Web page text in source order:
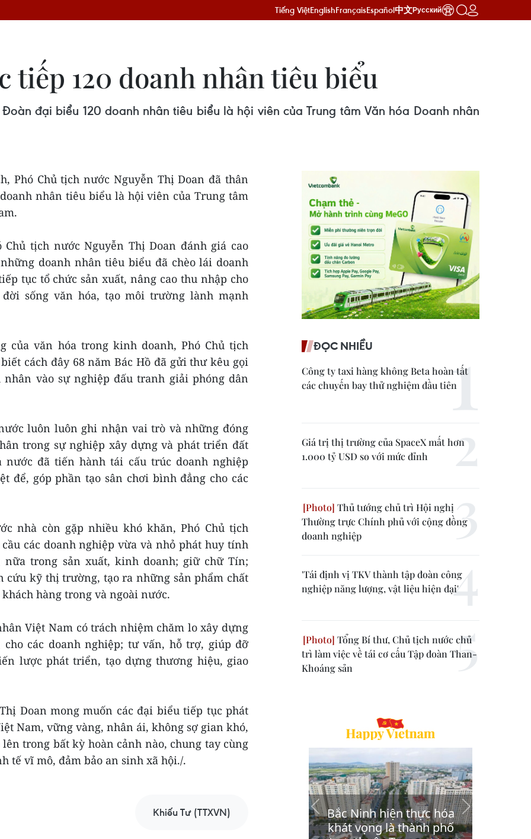
Tiếng ViệtEnglishFrançaisEspañol中文Русский
tiếp 120 doanh nhân tiêu biểu
đại biểu 120 doanh nhân tiêu biểu là hội viên của Trung tâm Văn hóa Doanh nhân
Phó Chủ tịch nước Nguyễn Thị Doan đã thân
nhân tiêu biểu là hội viên của Trung tâm
tịch nước Nguyễn Thị Doan đánh giá cao
doanh nhân tiêu biểu đã chèo lái doanh
tục tổ chức sản xuất, nâng cao thu nhập cho
sống văn hóa, tạo môi trường lành mạnh
của văn hóa trong kinh doanh, Phó Chủ tịch
cách đây 68 năm Bác Hồ đã gửi thư kêu gọi
nhân vào sự nghiệp đấu tranh giải phóng dân
luôn luôn ghi nhận vai trò và những đóng
trong sự nghiệp xây dựng và phát triển đất
nước đã tiến hành tái cấu trúc doanh nghiệp
để, góp phần tạo sân chơi bình đẳng cho các
nhà còn gặp nhiều khó khăn, Phó Chủ tịch
các doanh nghiệp vừa và nhỏ phát huy tính
nữa trong sản xuất, kinh doanh; giữ chữ Tín;
cứu kỹ thị trường, tạo ra những sản phẩm chất
hàng trong và ngoài nước.
Việt Nam có trách nhiệm chăm lo xây dựng
các doanh nghiệp; tư vấn, hỗ trợ, giúp đỡ
lược phát triển, tạo dựng thương hiệu, giao
Doan mong muốn các đại biểu tiếp tục phát
Nam, vững vàng, nhân ái, không sợ gian khó,
trong bất kỳ hoàn cảnh nào, chung tay cùng
tế vĩ mô, đảm bảo an sinh xã hội./.
Khiếu Tư (TTXVN)
ĐỌC NHIỀU
Công ty taxi hàng không Beta hoàn tất
các chuyến bay thử nghiệm đầu tiên
Giá trị thị trường của SpaceX mất hơn
1.000 tỷ USD so với mức đỉnh
Thủ tướng chủ trì Hội nghị
Thường trực Chính phủ với cộng đồng
doanh nghiệp
'Tái định vị TKV thành tập đoàn công
nghiệp năng lượng, vật liệu hiện đại'
Tổng Bí thư, Chủ tịch nước chủ
trì làm việc về tái cơ cấu Tập đoàn Than-
Khoáng sản